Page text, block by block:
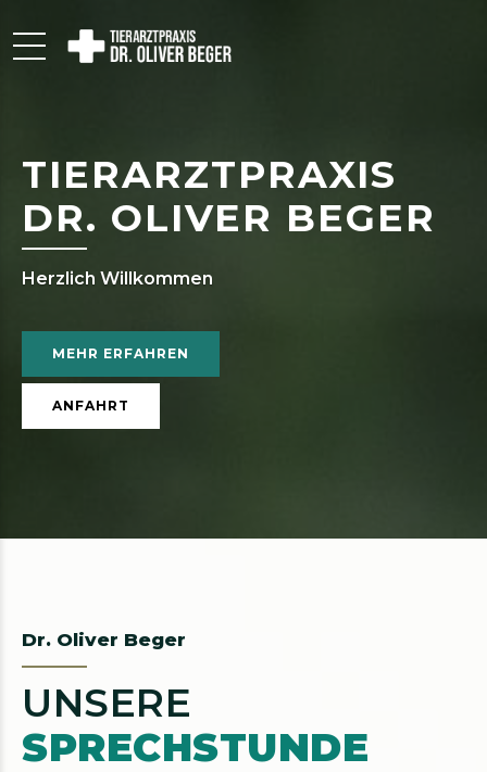
TIERARZTPRAXIS
DR. OLIVER BEGER
Herzlich Willkommen
MEHR ERFAHREN
ANFAHRT
Dr. Oliver Beger
UNSERE
SPRECHSTUNDE